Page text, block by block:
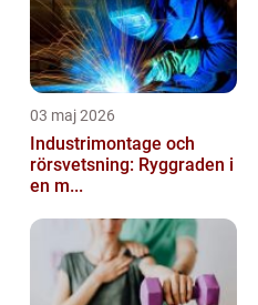
03 maj 2026
Industrimontage och
rörsvetsning: Ryggraden i
en m...